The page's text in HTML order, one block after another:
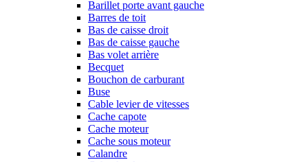
Barillet porte avant gauche
Barres de toit
Bas de caisse droit
Bas de caisse gauche
Bas volet arrière
Becquet
Bouchon de carburant
Buse
Cable levier de vitesses
Cache capote
Cache moteur
Cache sous moteur
Calandre